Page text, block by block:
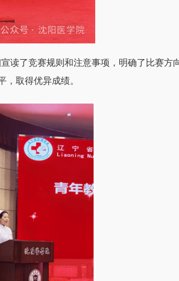
读了竞赛规则和注意事项，明确了比赛方
取得优异成绩。